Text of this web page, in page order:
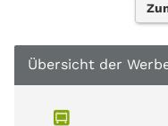
Übersicht der